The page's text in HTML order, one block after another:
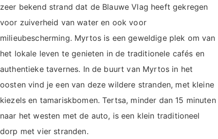
zeer bekend strand dat de Blauwe Vlag heeft gekregen
voor zuiverheid van water en ook voor
milieubescherming. Myrtos is een geweldige plek om van
het lokale leven te genieten in de traditionele cafés en
authentieke tavernes. In de buurt van Myrtos in het
oosten vind je een van deze wildere stranden, met kleine
kiezels en tamariskbomen. Tertsa, minder dan 15 minuten
naar het westen met de auto, is een klein traditioneel
dorp met vier stranden.